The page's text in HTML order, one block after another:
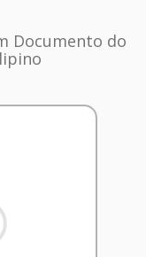
Documento do